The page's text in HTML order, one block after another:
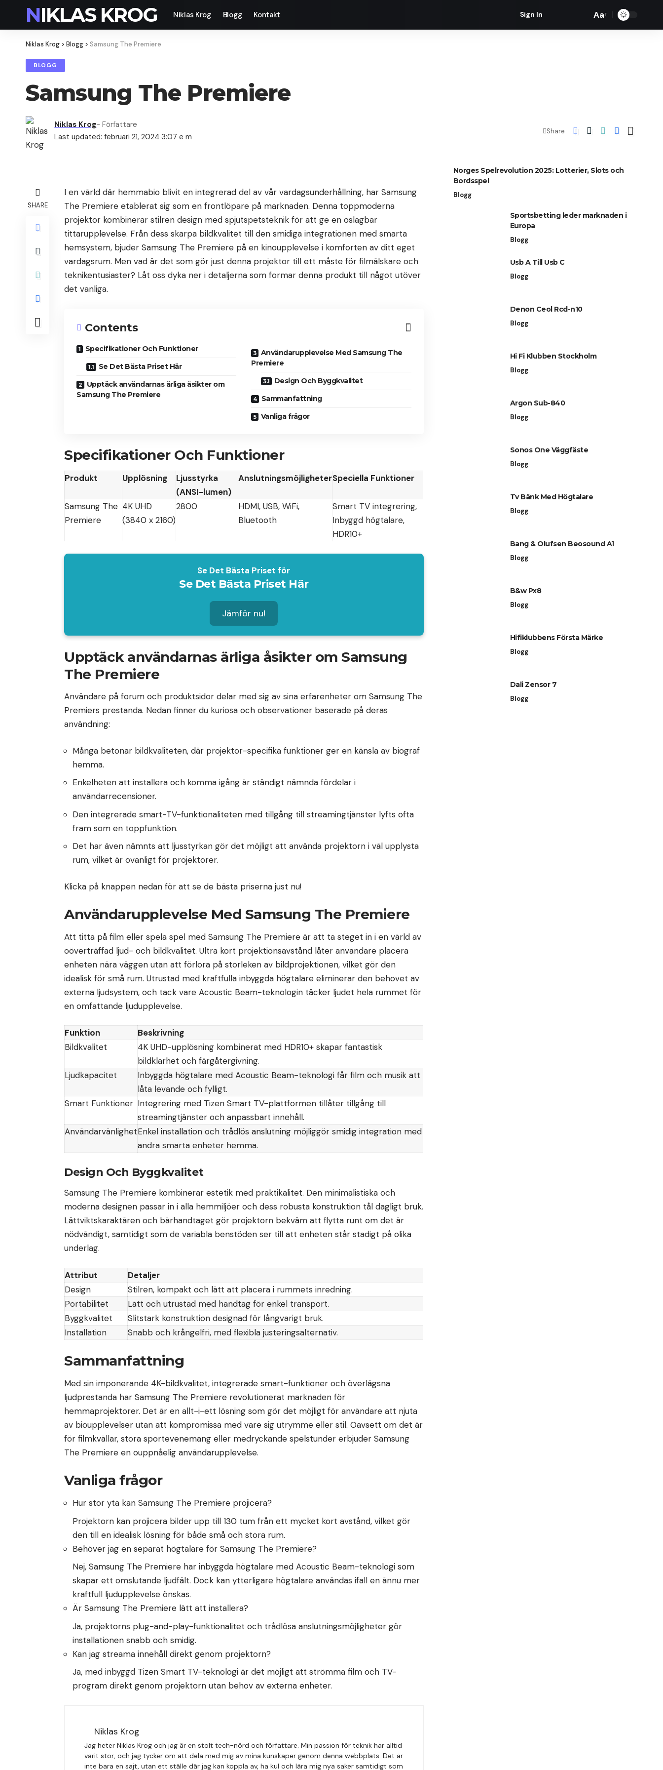
NIKLAS KROG Niklas Krog Blogg Kontakt Sign In
Font
Aa
Niklas Krog > Blogg > Samsung The Premiere
BLOGG
Samsung The Premiere
Last updated: februari 21, 2024 3:07 e m
Niklas Krog- Författare
Share
SHARE
I en värld där hemmabio blivit en integrerad del av vår vardagsunderhållning, har Samsung
The Premiere etablerat sig som en frontlöpare på marknaden. Denna toppmoderna
projektor kombinerar stilren design med spjutspetsteknik för att ge en oslagbar
tittarupplevelse. Från dess skarpa bildkvalitet till den smidiga integrationen med smarta
hemsystem, bjuder Samsung The Premiere på en kinoupplevelse i komforten av ditt eget
vardagsrum. Men vad är det som gör just denna projektor till ett måste för filmälskare och
teknikentusiaster? Låt oss dyka ner i detaljerna som formar denna produkt till något utöver
det vanliga.
Contents
Specifikationer Och Funktioner
Se Det Bästa Priset Här
Upptäck användarnas ärliga åsikter om
Samsung The Premiere
Användarupplevelse Med Samsung The
Premiere
Design Och Byggkvalitet
Sammanfattning
Vanliga frågor
Specifikationer Och Funktioner
Produkt Upplösning
Ljusstyrka
(ANSI-lumen)
AnslutningsmöjligheterSpeciella Funktioner
Samsung The
Premiere
4K UHD
(3840 x 2160)
2800
HDMI, USB, WiFi,
Bluetooth
Smart TV integrering,
Inbyggd högtalare,
HDR10+
Se Det Bästa Priset för
Se Det Bästa Priset Här
Jämför nu!
Upptäck användarnas ärliga åsikter om Samsung
The Premiere
Användare på forum och produktsidor delar med sig av sina erfarenheter om Samsung The
Premiers prestanda. Nedan finner du kuriosa och observationer baserade på deras
användning:
Många betonar bildkvaliteten, där projektor-specifika funktioner ger en känsla av biograf
hemma.
Enkelheten att installera och komma igång är ständigt nämnda fördelar i
användarrecensioner.
Den integrerade smart-TV-funktionaliteten med tillgång till streamingtjänster lyfts ofta
fram som en toppfunktion.
Det har även nämnts att ljusstyrkan gör det möjligt att använda projektorn i väl upplysta
rum, vilket är ovanligt för projektorer.
Klicka på knappen nedan för att se de bästa priserna just nu!
Användarupplevelse Med Samsung The Premiere
Att titta på film eller spela spel med Samsung The Premiere är att ta steget in i en värld av
oöverträffad ljud- och bildkvalitet. Ultra kort projektionsavstånd låter användare placera
enheten nära väggen utan att förlora på storleken av bildprojektionen, vilket gör den
idealisk för små rum. Utrustad med kraftfulla inbyggda högtalare eliminerar den behovet av
externa ljudsystem, och tack vare Acoustic Beam-teknologin täcker ljudet hela rummet för
en omfattande ljudupplevelse.
Funktion
Beskrivning
Bildkvalitet
4K UHD-upplösning kombinerat med HDR10+ skapar fantastisk
bildklarhet och färgåtergivning.
Ljudkapacitet
Inbyggda högtalare med Acoustic Beam-teknologi får film och musik att
låta levande och fylligt.
Smart Funktioner Integrering med Tizen Smart TV-plattformen tillåter tillgång till
streamingtjänster och anpassbart innehåll.
AnvändarvänlighetEnkel installation och trådlös anslutning möjliggör smidig integration med
andra smarta enheter hemma.
Design Och Byggkvalitet
Samsung The Premiere kombinerar estetik med praktikalitet. Den minimalistiska och
moderna designen passar in i alla hemmiljöer och dess robusta konstruktion tål dagligt bruk.
Lättviktskaraktären och bärhandtaget gör projektorn bekväm att flytta runt om det är
nödvändigt, samtidigt som de variabla benstöden ser till att enheten står stadigt på olika
underlag.
Attribut
Detaljer
Design
Stilren, kompakt och lätt att placera i rummets inredning.
Portabilitet
Lätt och utrustad med handtag för enkel transport.
Byggkvalitet
Slitstark konstruktion designad för långvarigt bruk.
Installation
Snabb och krångelfri, med flexibla justeringsalternativ.
Sammanfattning
Med sin imponerande 4K-bildkvalitet, integrerade smart-funktioner och överlägsna
ljudprestanda har Samsung The Premiere revolutionerat marknaden för
hemmaprojektorer. Det är en allt-i-ett lösning som gör det möjligt för användare att njuta
av bioupplevelser utan att kompromissa med vare sig utrymme eller stil. Oavsett om det är
för filmkvällar, stora sportevenemang eller medryckande spelstunder erbjuder Samsung
The Premiere en ouppnåelig användarupplevelse.
Vanliga frågor
Hur stor yta kan Samsung The Premiere projicera?
Projektorn kan projicera bilder upp till 130 tum från ett mycket kort avstånd, vilket gör
den till en idealisk lösning för både små och stora rum.
Behöver jag en separat högtalare för Samsung The Premiere?
Nej, Samsung The Premiere har inbyggda högtalare med Acoustic Beam-teknologi som
skapar ett omslutande ljudfält. Dock kan ytterligare högtalare användas ifall en ännu mer
kraftfull ljudupplevelse önskas.
Är Samsung The Premiere lätt att installera?
Ja, projektorns plug-and-play-funktionalitet och trådlösa anslutningsmöjligheter gör
installationen snabb och smidig.
Kan jag streama innehåll direkt genom projektorn?
Ja, med inbyggd Tizen Smart TV-teknologi är det möjligt att strömma film och TV-
program direkt genom projektorn utan behov av externa enheter.
Niklas Krog
Jag heter Niklas Krog och jag är en stolt tech-nörd och författare. Min passion för teknik har alltid
varit stor, och jag tycker om att dela med mig av mina kunskaper genom denna webbplats. Det är
inte bara en sajt, utan ett ställe där jag kan koppla av, ha kul och lära mig nya saker samtidigt som
Norges Spelrevolution 2025: Lotterier, Slots och
Bordsspel
Blogg
Sportsbetting leder marknaden i
Europa
Blogg
Usb A Till Usb C
Blogg
Denon Ceol Rcd-n10
Blogg
Hi Fi Klubben Stockholm
Blogg
Argon Sub-840
Blogg
Sonos One Väggfäste
Blogg
Tv Bänk Med Högtalare
Blogg
Bang & Olufsen Beosound A1
Blogg
B&w Px8
Blogg
Hifiklubbens Första Märke
Blogg
Dali Zensor 7
Blogg